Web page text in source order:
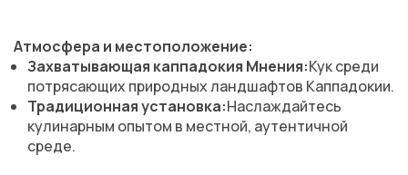
Атмосфера и местоположение:
Захватывающая каппадокия Мнения:Кук среди
потрясающих природных ландшафтов Каппадокии.
Традиционная установка:Наслаждайтесь
кулинарным опытом в местной, аутентичной
среде.